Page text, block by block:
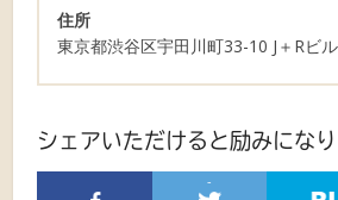
住所
東京都渋谷区宇田川町33-10 J＋Rビ
シェアいただけると励みにな
-